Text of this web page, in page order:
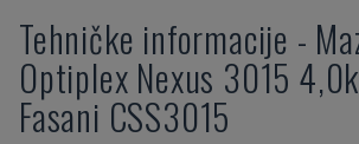
Tehničke informacije -
Optiplex Nexus 3015
Fasani CSS3015